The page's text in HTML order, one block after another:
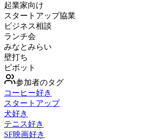
起業家向け
スタートアップ協業
ビジネス相談
ランチ会
みなとみらい
壁打ち
ピボット
参加者のタグ
コーヒー好き
スタートアップ
犬好き
テニス好き
SF映画好き